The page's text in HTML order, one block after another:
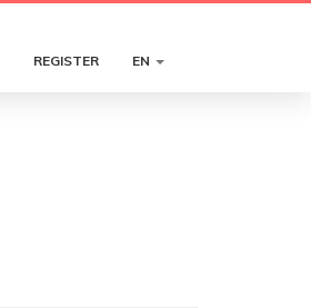
EN
REGISTER